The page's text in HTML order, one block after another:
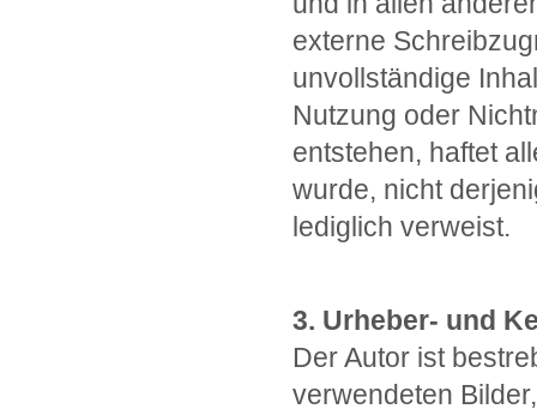
externe
unvollständige
Nutzung oder
entstehen, haftet
wurde, nicht
lediglich verweist.
3. Urheber- und
Der Autor ist
verwendeten